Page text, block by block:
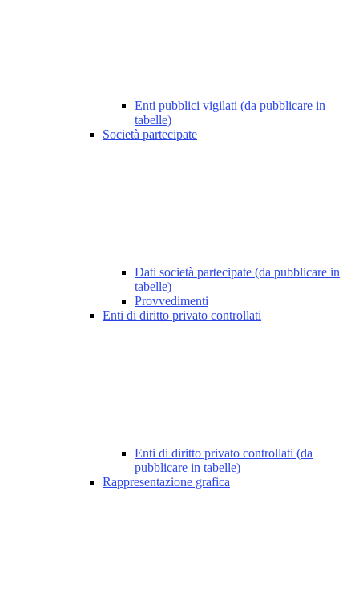
Enti pubblici vigilati (da pubblicare in
tabelle)
Società partecipate
Dati società partecipate (da pubblicare in
tabelle)
Provvedimenti
Enti di diritto privato controllati
Enti di diritto privato controllati (da
pubblicare in tabelle)
Rappresentazione grafica